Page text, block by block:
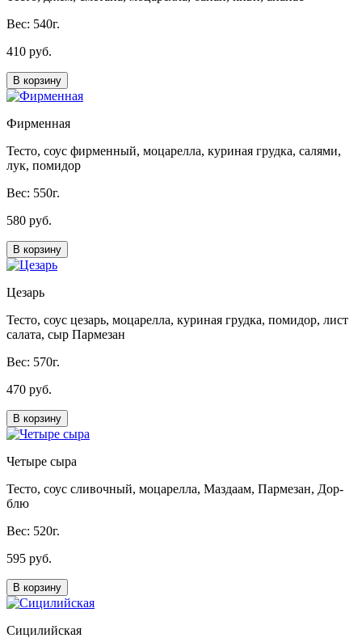
Вес: 540г.
410 руб.
В корзину
Фирменная
Тесто, соус фирменный, моцарелла, куриная грудка, салями,
лук, помидор
Вес: 550г.
580 руб.
В корзину
Цезарь
Тесто, соус цезарь, моцарелла, куриная грудка, помидор, лист
салата, сыр Пармезан
Вес: 570г.
470 руб.
В корзину
Четыре сыра
Тесто, соус сливочный, моцарелла, Маздаам, Пармезан, Дор-
блю
Вес: 520г.
595 руб.
В корзину
Сицилийская